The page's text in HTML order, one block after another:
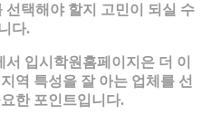
선택해야 할지 고민이 되실 수
다.
입시학원홈페이지은 더 이
역 특성을 잘 아는 업체를 선
한 포인트입니다.